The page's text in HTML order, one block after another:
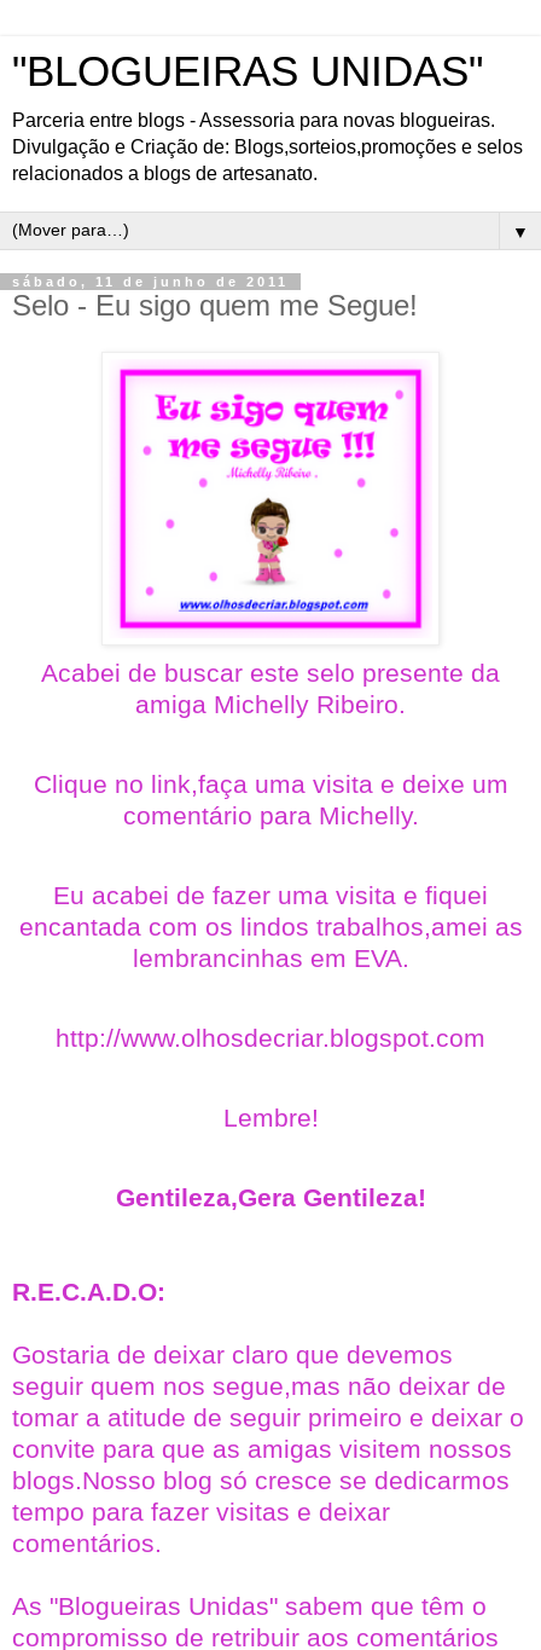
"BLOGUEIRAS UNIDAS"
Parceria entre blogs - Assessoria para novas blogueiras.
Divulgação e Criação de: Blogs,sorteios,promoções e selos
relacionados a blogs de artesanato.
▼
sábado, 11 de junho de 2011
Selo - Eu sigo quem me Segue!
Acabei de buscar este selo presente da
amiga Michelly Ribeiro.
Clique no link,faça uma visita e deixe um
comentário para Michelly.
Eu acabei de fazer uma visita e fiquei
encantada com os lindos trabalhos,amei as
lembrancinhas em EVA.
http://www.olhosdecriar.blogspot.com
Lembre!
Gentileza,Gera Gentileza!
R.E.C.A.D.O:
Gostaria de deixar claro que devemos
seguir quem nos segue,mas não deixar de
tomar a atitude de seguir primeiro e deixar o
convite para que as amigas visitem nossos
blogs.Nosso blog só cresce se dedicarmos
tempo para fazer visitas e deixar
comentários.
As "Blogueiras Unidas" sabem que têm o
compromisso de retribuir aos comentários